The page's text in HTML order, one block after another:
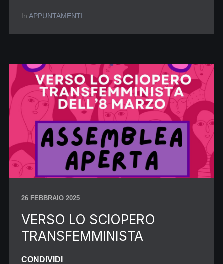
In APPUNTAMENTI
26 FEBBRAIO 2025
VERSO LO SCIOPERO
TRANSFEMMINISTA
CONDIVIDI